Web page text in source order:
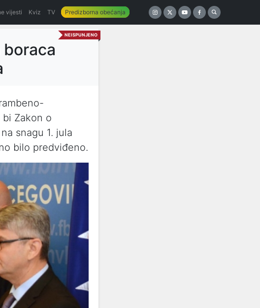
vijesti Kviz TV Predizborna obećanja
NEISPUNJENO
Zakon o
snagu 1. jula
bilo predviđeno.